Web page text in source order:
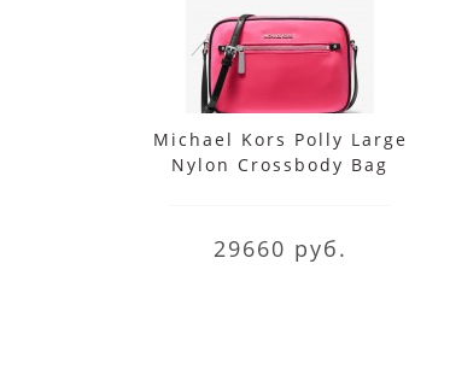
Michael Kors Polly Large
Nylon Crossbody Bag
29660 руб.